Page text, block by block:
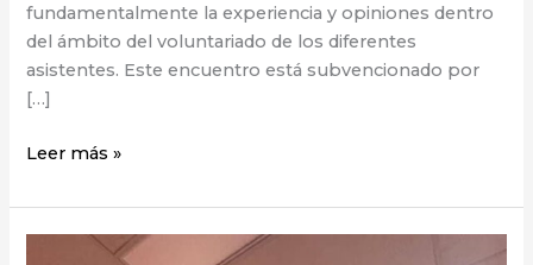
fundamentalmente la experiencia y opiniones dentro
del ámbito del voluntariado de los diferentes
asistentes. Este encuentro está subvencionado por
[…]
Leer más »